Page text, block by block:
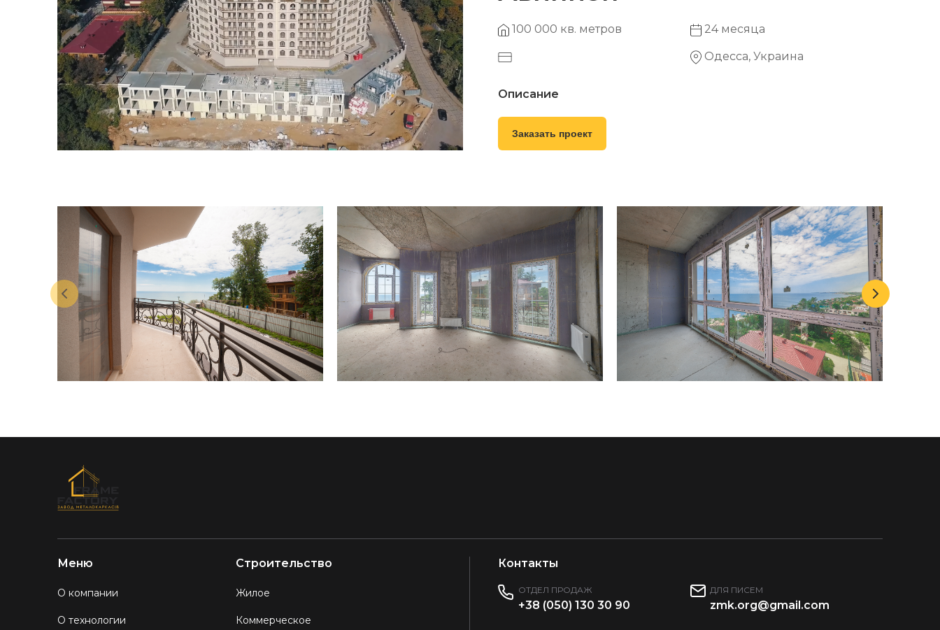
100 000 кв. метров 24 месяца
Одесса, Украина
Описание
Заказать проект
Меню
О компании
О технологии
Строительство
Жилое
Коммерческое
Контакты
ОТДЕЛ ПРОДАЖ
+38 (050) 130 30 90
ДЛЯ ПИСЕМ
zmk.org@gmail.com